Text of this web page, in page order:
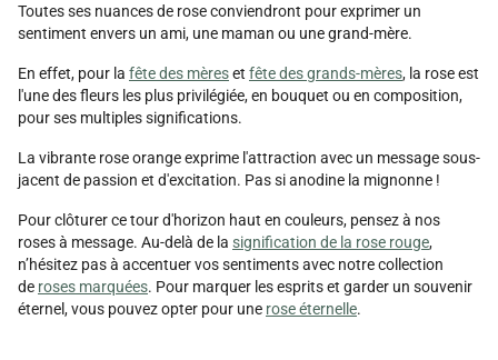
Toutes ses nuances de rose conviendront pour exprimer un
sentiment envers un ami, une maman ou une grand-mère.
En effet, pour la fête des mèreset fête des grands-mères, la rose est
l'une des fleurs les plus privilégiée, en bouquet ou en composition,
pour ses multiples significations.
La vibrante rose orange exprime l'attraction avec un message sous-
jacent de passion et d'excitation. Pas si anodine la mignonne !
Pour clôturer ce tour d'horizon haut en couleurs, pensez à nos
roses à message. Au-delà de la signification de la rose rouge,
n’hésitez pas à accentuer vos sentiments avec notre collection
de roses marquées. Pour marquer les esprits et garder un souvenir
éternel, vous pouvez opter pour une rose éternelle.